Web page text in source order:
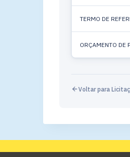
TERMO DE
ORÇAMENTO DE
Voltar para